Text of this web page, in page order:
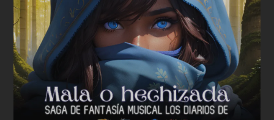
Añadir al carrito